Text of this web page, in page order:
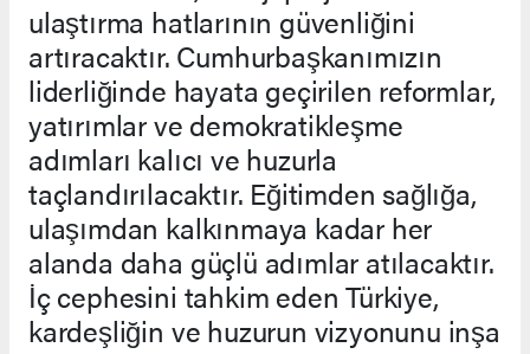
ulaştırma hatlarının güvenliğini
artıracaktır. Cumhurbaşkanımızın
liderliğinde hayata geçirilen reformlar,
yatırımlar ve demokratikleşme
adımları kalıcı ve huzurla
taçlandırılacaktır. Eğitimden sağlığa,
ulaşımdan kalkınmaya kadar her
alanda daha güçlü adımlar atılacaktır.
İç cephesini tahkim eden Türkiye,
kardeşliğin ve huzurun vizyonunu inşa